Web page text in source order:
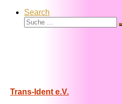
Search
Suche
Trans-Ident e.V.